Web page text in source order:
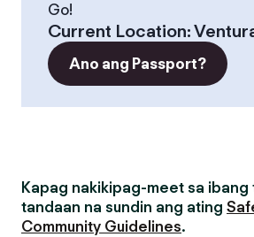
Go!
Current Location:
Ano ang Passport?
Kapag nakikipag-meet sa ibang
tandaan na sundin ang ating
Community Guidelines.